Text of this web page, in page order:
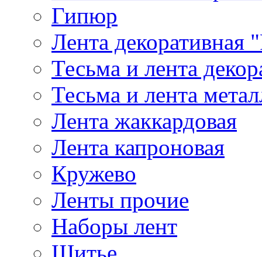
Гипюр
Лента декоративная
Тесьма и лента
Тесьма и лента
Лента жаккардовая
Лента капроновая
Кружево
Ленты прочие
Наборы лент